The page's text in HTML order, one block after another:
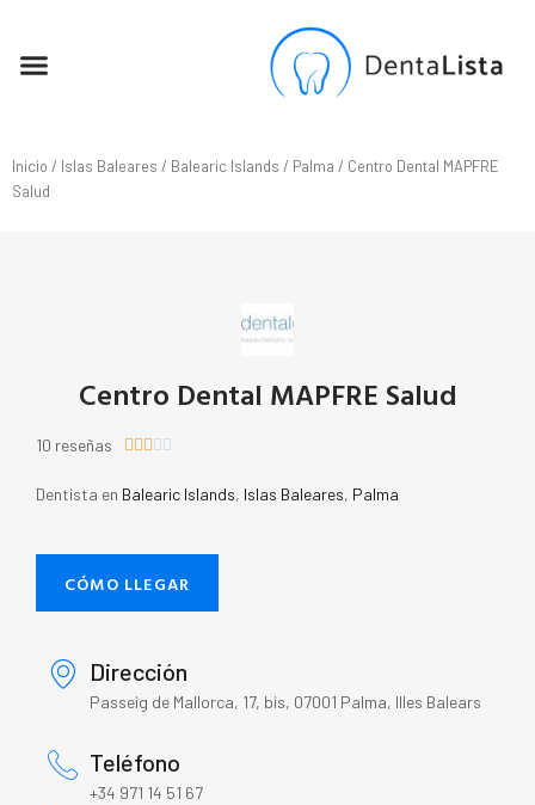
Inicio / Islas Baleares / Balearic Islands / Palma / Centro Dental MAPFRE
Salud
Centro Dental MAPFRE Salud
10 reseñas     
Dentista en Balearic Islands, Islas Baleares, Palma
CÓMO LLEGAR
Dirección
Passeig de Mallorca, 17, bis, 07001 Palma, Illes Balears
Teléfono
+34 971 14 51 67